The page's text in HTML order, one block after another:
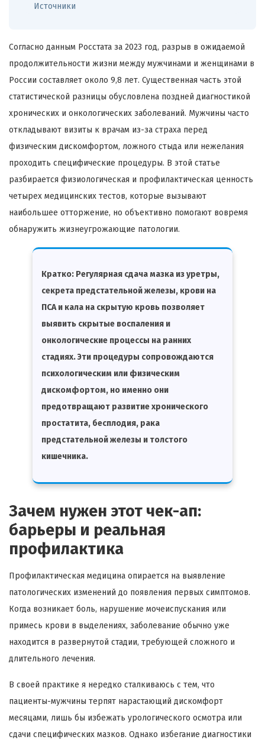
Источники
Согласно данным Росстата за 2023 год, разрыв в ожидаемой
продолжительности жизни между мужчинами и женщинами в
России составляет около 9,8 лет. Существенная часть этой
статистической разницы обусловлена поздней диагностикой
хронических и онкологических заболеваний. Мужчины часто
откладывают визиты к врачам из-за страха перед
физическим дискомфортом, ложного стыда или нежелания
проходить специфические процедуры. В этой статье
разбирается физиологическая и профилактическая ценность
четырех медицинских тестов, которые вызывают
наибольшее отторжение, но объективно помогают вовремя
обнаружить жизнеугрожающие патологии.
Кратко: Регулярная сдача мазка из уретры,
секрета предстательной железы, крови на
ПСА и кала на скрытую кровь позволяет
выявить скрытые воспаления и
онкологические процессы на ранних
стадиях. Эти процедуры сопровождаются
психологическим или физическим
дискомфортом, но именно они
предотвращают развитие хронического
простатита, бесплодия, рака
предстательной железы и толстого
кишечника.
Зачем нужен этот чек-ап:
барьеры и реальная
профилактика
Профилактическая медицина опирается на выявление
патологических изменений до появления первых симптомов.
Когда возникает боль, нарушение мочеиспускания или
примесь крови в выделениях, заболевание обычно уже
находится в развернутой стадии, требующей сложного и
длительного лечения.
В своей практике я нередко сталкиваюсь с тем, что
пациенты-мужчины терпят нарастающий дискомфорт
месяцами, лишь бы избежать урологического осмотра или
сдачи специфических мазков. Однако избегание диагностики